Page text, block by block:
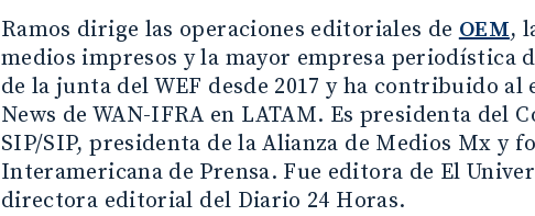
Ramos dirige las operaciones editoriales de OEM,
medios impresos y la mayor empresa periodística
de la junta del WEF desde 2017 y ha contribuido
News de WAN-IFRA en LATAM. Es presidenta del
SIP/SIP, presidenta de la Alianza de Medios Mx y
Interamericana de Prensa. Fue editora de El
directora editorial del Diario 24 Horas.